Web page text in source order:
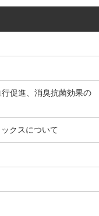
促進、消臭抗菌効果の
クスについて